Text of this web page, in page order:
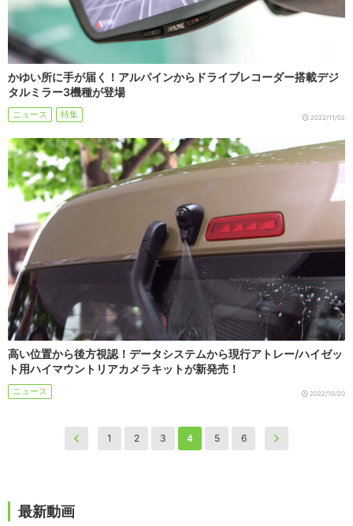
かゆい所に手が届く！アルパインからドライブレコーダー搭載デジ
タルミラー3機種が登場
ニュース 特集 2022/11/02
高い位置から後方視認！データシステムから現行アトレー/ハイゼッ
ト用ハイマウントリアカメラキットが新発売！
ニュース 2022/10/20
1 2 3 4 5 6
最新動画